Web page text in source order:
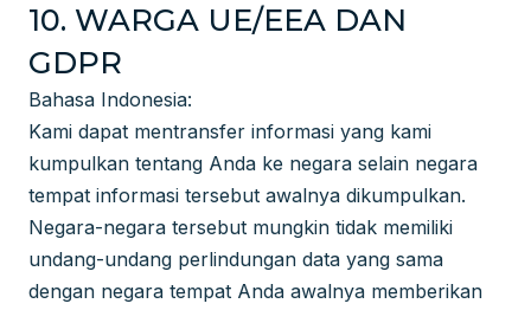
10. WARGA UE/EEA DAN
GDPR
Bahasa Indonesia:
Kami dapat mentransfer informasi yang kami
kumpulkan tentang Anda ke negara selain negara
tempat informasi tersebut awalnya dikumpulkan.
Negara-negara tersebut mungkin tidak memiliki
undang-undang perlindungan data yang sama
dengan negara tempat Anda awalnya memberikan